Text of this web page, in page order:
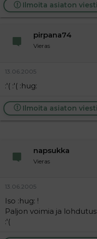
Ilmoita asiaton viesti
pirpana74
Vieras
13.06.2005
:'( :'( :hug:
Ilmoita asiaton viesti
napsukka
Vieras
13.06.2005
Iso :hug: !
Paljon voimia ja
:'(